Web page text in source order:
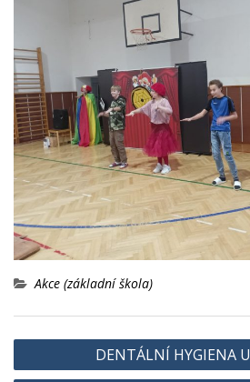
Akce (základní škola)
Navigace
pro
DENTÁLNÍ HYGIENA